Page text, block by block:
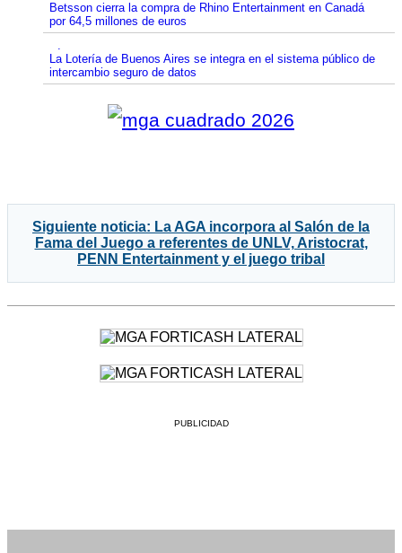
Betsson cierra la compra de Rhino Entertainment en Canadá
por 64,5 millones de euros
.
La Lotería de Buenos Aires se integra en el sistema público de
intercambio seguro de datos
Siguiente noticia: La AGA incorpora al Salón de la
Fama del Juego a referentes de UNLV, Aristocrat,
PENN Entertainment y el juego tribal
PUBLICIDAD